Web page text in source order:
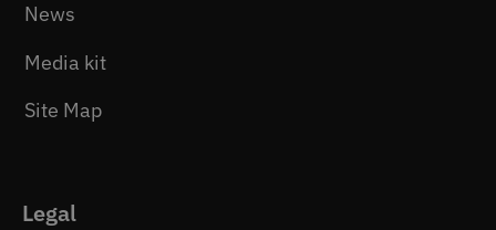
News
Media kit
Site Map
Legal